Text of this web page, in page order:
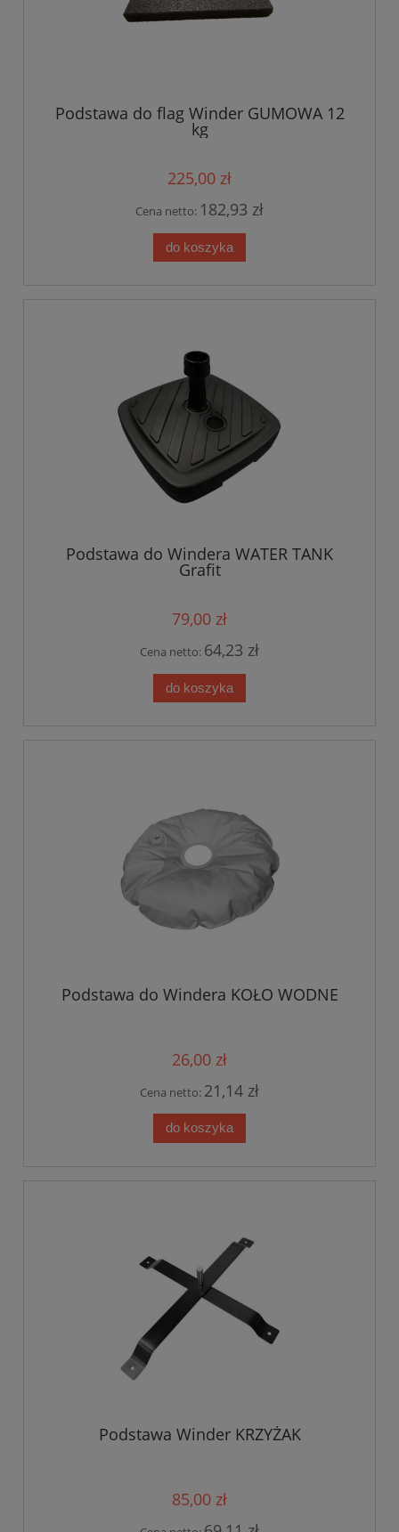
Podstawa do flag Winder GUMOWA 12
kg
225,00 zł
Cena netto: 182,93 zł
do koszyka
Podstawa do Windera WATER TANK
Grafit
79,00 zł
Cena netto: 64,23 zł
do koszyka
Podstawa do Windera KOŁO WODNE
26,00 zł
Cena netto: 21,14 zł
do koszyka
Podstawa Winder KRZYŻAK
85,00 zł